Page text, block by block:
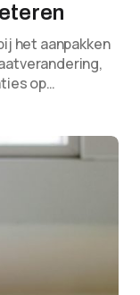
het aanpakken
op…